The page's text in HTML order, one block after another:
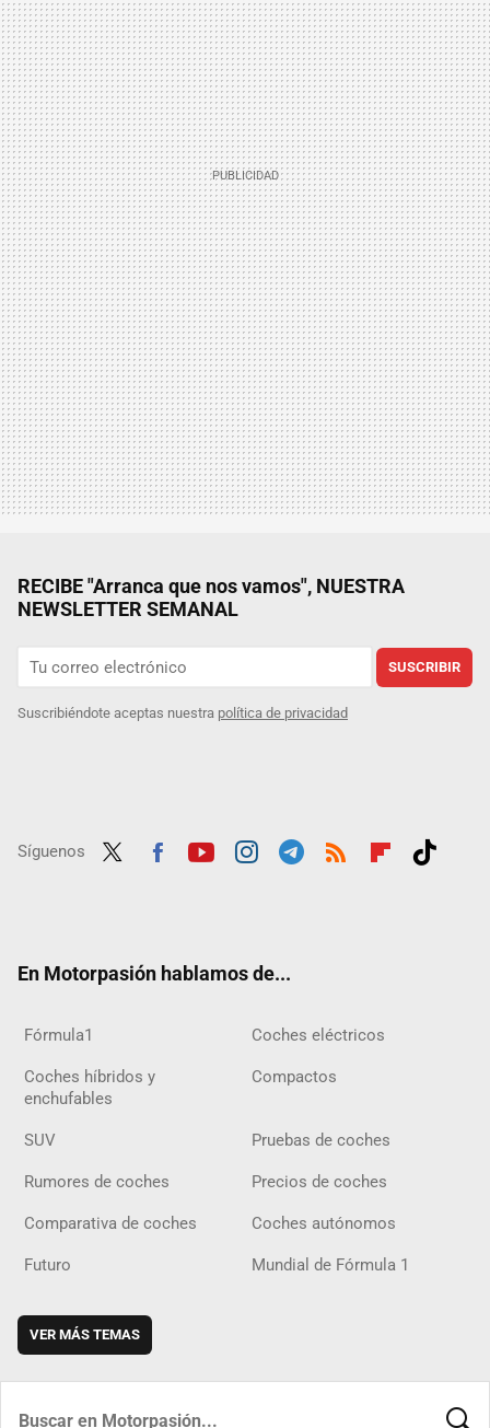
RECIBE "Arranca que nos vamos", NUESTRA
NEWSLETTER SEMANAL
SUSCRIBIR
Suscribiéndote aceptas nuestra política de privacidad
Síguenos
En Motorpasión hablamos de...
Fórmula1 Coches eléctricos
Coches híbridos y
enchufables
Compactos
SUV Pruebas de coches
Rumores de coches Precios de coches
Comparativa de coches Coches autónomos
Futuro Mundial de Fórmula 1
VER MÁS TEMAS